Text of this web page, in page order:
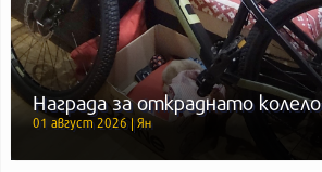
Награда за откраднато колело
01 август 2026 | Ян